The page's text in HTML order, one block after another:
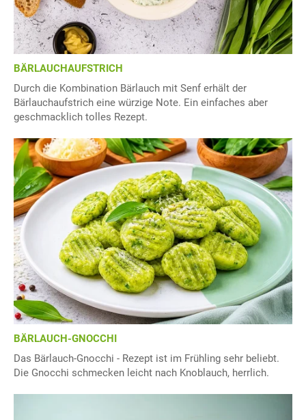
BÄRLAUCHAUFSTRICH
Durch die Kombination Bärlauch mit Senf erhält der
Bärlauchaufstrich eine würzige Note. Ein einfaches aber
geschmacklich tolles Rezept.
BÄRLAUCH-GNOCCHI
Das Bärlauch-Gnocchi - Rezept ist im Frühling sehr beliebt.
Die Gnocchi schmecken leicht nach Knoblauch, herrlich.